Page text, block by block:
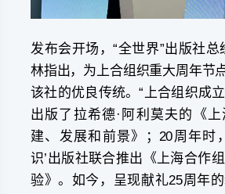
发布会开场，“全世界”出版社总
林指出，为上合组织重大周年节
该社的优良传统。“上合组织成
出版了拉希德·阿利莫夫的《上
建、发展和前景》；20周年时
识’出版社联合推出《上海合作
验》。如今，呈现献礼25周年的